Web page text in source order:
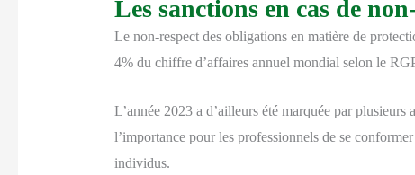
Les sanctions en cas de
Le non-respect des obligations en matière de
4% du chiffre d’affaires annuel mondial selon le
L’année 2023 a d’ailleurs été marquée par
l’importance pour les professionnels de se
individus.